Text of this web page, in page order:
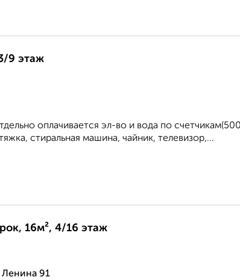
9 этаж
оплачивается эл-во и вода по
стиральная машина, чайник, телевизор,...
16м², 4/16 этаж
91